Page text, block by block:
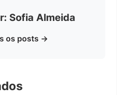
Sofia Almeida
os posts →